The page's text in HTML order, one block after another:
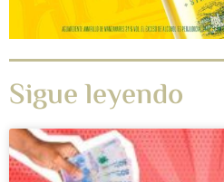
Sigue leyendo